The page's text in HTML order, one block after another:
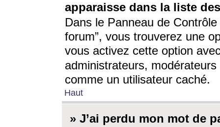
apparaisse dans la liste
Dans le Panneau de
forum”, vous trouverez une
vous activez cette option
administrateurs,
comme un utilisateur caché.
Haut
» J’ai perdu mon mot de